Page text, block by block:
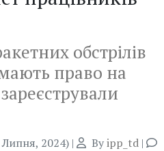
обстрілів
право на
2024) | Byipp_td |